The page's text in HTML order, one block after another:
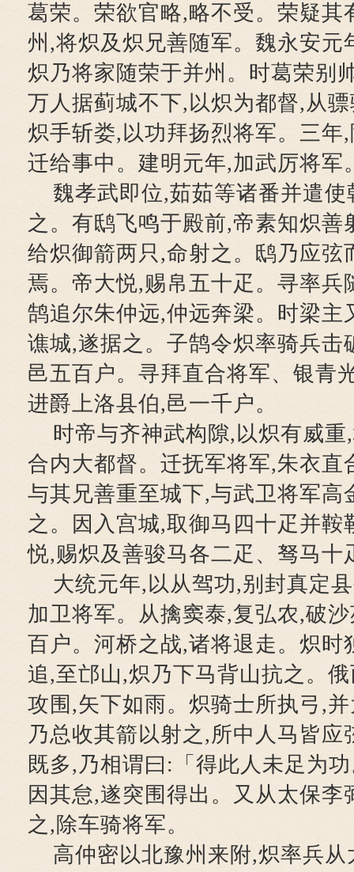
葛荣。荣欲官略,略不受。荣疑其
州,将炽及炽兄善随军。魏永安元
炽乃将家随荣于并州。时葛荣别
万人据蓟城不下,以炽为都督,从
炽手斩娄,以功拜扬烈将军。三年
迁给事中。建明元年,加武厉将军
魏孝武即位,茹茹等诸番并遣
之。有鸱飞鸣于殿前,帝素知炽善
给炽御箭两只,命射之。鸱乃应弦
焉。帝大悦,赐帛五十疋。寻率兵
鹄追尔朱仲远,仲远奔梁。时梁主
谯城,遂据之。子鹄令炽率骑兵击
邑五百户。寻拜直合将军、银青
进爵上洛县伯,邑一千户。
时帝与齐神武构隙,以炽有威
合内大都督。迁抚军将军,朱衣直
与其兄善重至城下,与武卫将军高
之。因入宫城,取御马四十疋并鞍
悦,赐炽及善骏马各二疋、驽马十
大统元年,以从驾功,别封真定
加卫将军。从擒窦泰,复弘农,破
百户。河桥之战,诸将退走。炽时
追,至邙山,炽乃下马背山抗之。
攻围,矢下如雨。炽骑士所执弓,
乃总收其箭以射之,所中人马皆应
既多,乃相谓曰:「得此人未足为
因其怠,遂突围得出。又从太保李
之,除车骑将军。
高仲密以北豫州来附,炽率兵